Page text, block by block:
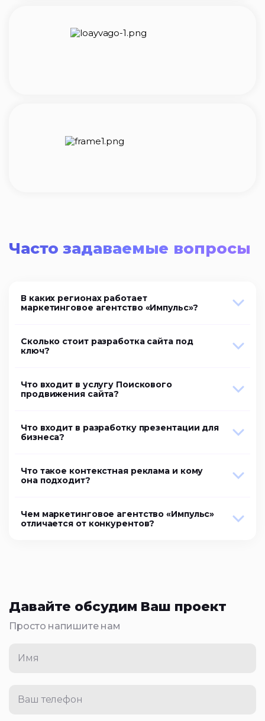
Часто задаваемые вопросы
В каких регионах работает
маркетинговое агентство «Импульс»?
Сколько стоит разработка сайта под
ключ?
Что входит в услугу Поискового
продвижения сайта?
Что входит в разработку презентации для
бизнеса?
Что такое контекстная реклама и кому
она подходит?
Чем маркетинговое агентство «Импульс»
отличается от конкурентов?
Давайте обсудим Ваш проект
Просто напишите нам
Имя
Ваш телефон